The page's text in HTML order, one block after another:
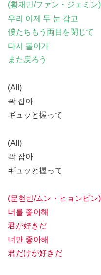
(황재민/ファン・ジェミン)
우리 이제 두 눈 감고
僕たちもう両目を閉じて
다시 돌아가
また戻ろう
(All)
꽉 잡아
ギュッと握って
(All)
꽉 잡아
ギュッと握って
(문현빈/ムン・ヒョンビン)
너를 좋아해
君が好きだ
너만 좋아해
君だけが好きだ